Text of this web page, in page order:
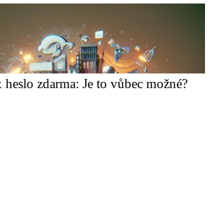
zdarma: Je to vůbec možné?